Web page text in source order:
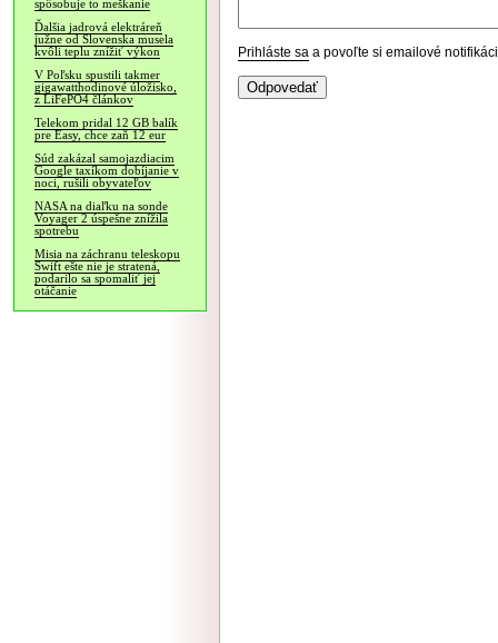
spôsobuje to meškanie
Ďalšia jadrová elektráreň
južne od Slovenska musela
kvôli teplu znížiť výkon
V Poľsku spustili takmer
gigawatthodinové úložisko,
z LiFePO4 článkov
Telekom pridal 12 GB balík
pre Easy, chce zaň 12 eur
Súd zakázal samojazdiacim
Google taxíkom dobíjanie v
noci, rušili obyvateľov
NASA na diaľku na sonde
Voyager 2 úspešne znížila
spotrebu
Misia na záchranu teleskopu
Swift ešte nie je stratená,
podarilo sa spomaliť jej
otáčanie
Prihláste sa a povoľte si emailové